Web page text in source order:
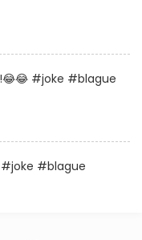
#joke #blague
#blague